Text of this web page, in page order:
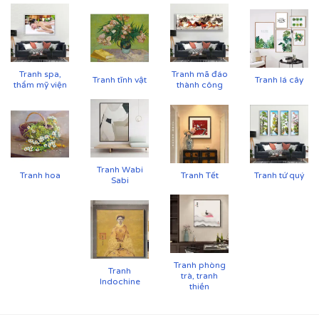
Tranh spa,
thẩm mỹ viện
Tranh tĩnh vật
Tranh mã đáo
thành công
Tranh lá cây
Tranh hoa
Tranh Wabi
Sabi
Tranh Tết Tranh tứ quý
Tranh
Indochine
Tranh phòng
trà, tranh
thiền